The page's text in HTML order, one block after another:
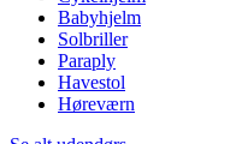
Babyhjelm
Solbriller
Paraply
Havestol
Høreværn